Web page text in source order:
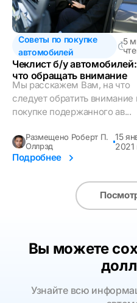
Советы по покупке
автомобилей
5
Чеклист б/у
что обращать внимание
Мы расскажем Вам, на что
следует обратить внимание
покупке подержанного ав...
Размещено Роберт П.
Оллрэд
15
2021
Подробнее
Вы можете
Узнайте всю